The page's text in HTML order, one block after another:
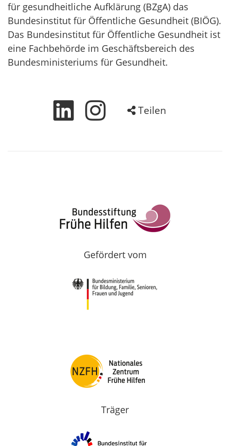
für gesundheitliche Aufklärung (BZgA) das
Bundesinstitut für Öffentliche Gesundheit (BIÖG).
Das Bundesinstitut für Öffentliche Gesundheit ist
eine Fachbehörde im Geschäftsbereich des
Bundesministeriums für Gesundheit.
Teilen
Gefördert vom
Träger